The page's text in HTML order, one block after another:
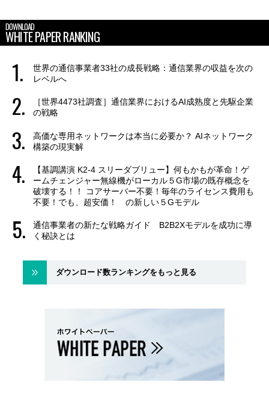
DOWNLOAD
WHITE PAPER RANKING
世界の通信事業者33社の成長戦略：通信業界の収益を次の
レベルへ
［世界4473社調査］通信業界におけるAI成熟度と先駆企業
の戦略
高価な専用ネットワークは本当に必要か？ AIネットワーク
構築の現実解
【基調講演 K2-4 スリーダブリュー】何もかもが革命！ゲ
ームチェンジャー無線機がローカル５G市場の既存概念を
破壊する！！ コアサーバー不要！毎年のライセンス費用も
不要！でも、超安価！ の新しい５Gモデル
通信事業者の新たな戦略ガイド B2B2Xモデルを成功に導
く秘訣とは
ダウンロード数ランキングをもっと見る